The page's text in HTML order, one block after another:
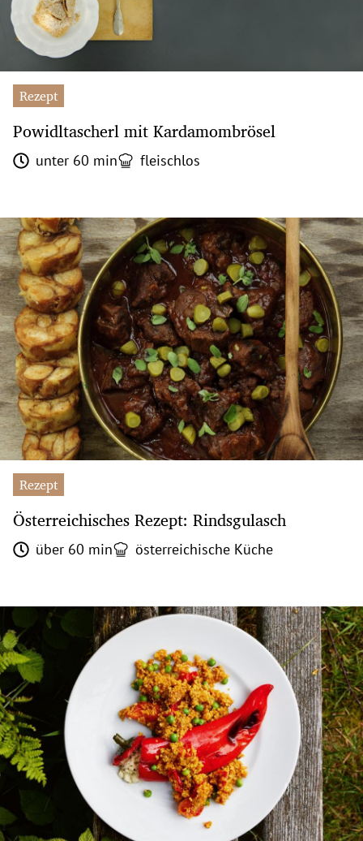
Rezept
Powidltascherl mit Kardamombrösel
unter 60 min fleischlos
Rezept
Österreichisches Rezept: Rindsgulasch
über 60 min österreichische Küche